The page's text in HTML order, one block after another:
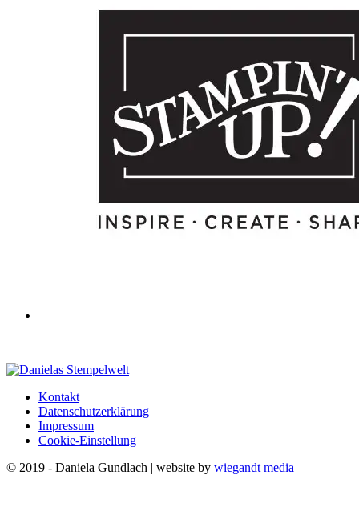
Kontakt
Datenschutzerklärung
Impressum
Cookie-Einstellung
© 2019 - Daniela Gundlach | website by wiegandt media